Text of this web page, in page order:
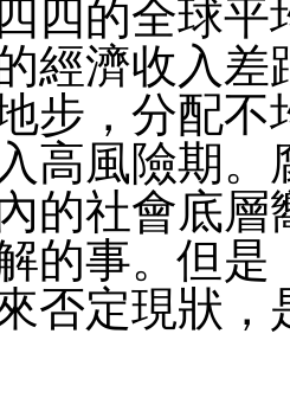
四的全球平
經濟收入差
步，分配不
高風險期。
的社會底層
的事。但是
否定現狀，